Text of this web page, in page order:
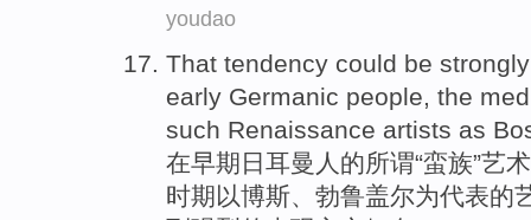
youdao
That tendency could be strongly
early Germanic people, the
such Renaissance artists as
在早期 日耳曼人 的所谓“蛮族”艺术
时期 以博斯、勃鲁盖尔为代表的